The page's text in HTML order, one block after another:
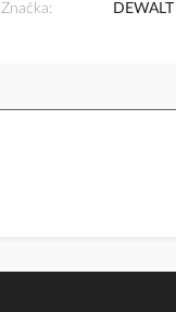
Značka
DEWALT